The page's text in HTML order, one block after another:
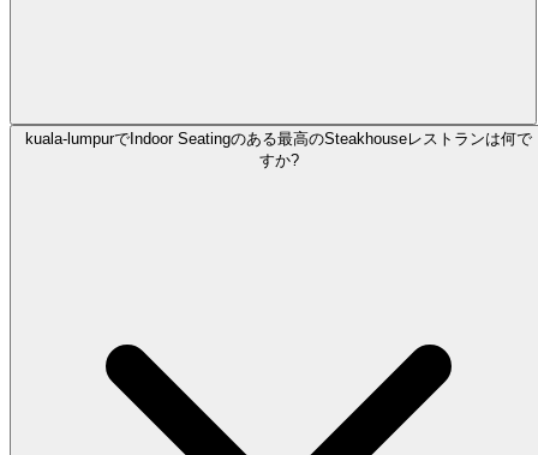
kuala-lumpurでIndoor Seatingのある最高のSteakhouseレストランは何で
すか?